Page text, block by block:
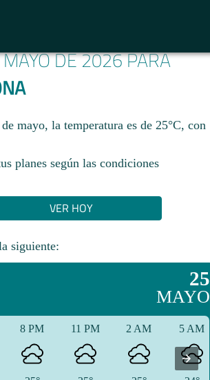
DE 2026 PARA
mayo, la temperatura es de 25°C, con
planes según las condiciones
VER HOY
siguiente:
25
MAYO
8 PM 11 PM 2 AM 5 AM